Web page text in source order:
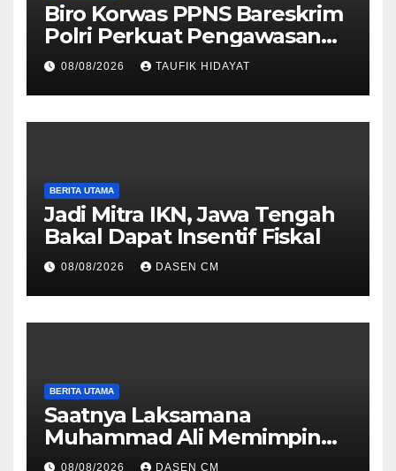
Biro Korwas PPNS Bareskrim
Polri Perkuat Pengawasan
untuk Dorong Penegakan
Hukum yang Profesional
08/08/2026 TAUFIK HIDAYAT
BERITA UTAMA
Jadi Mitra IKN, Jawa Tengah
Bakal Dapat Insentif Fiskal
08/08/2026 DASEN CM
BERITA UTAMA
Saatnya Laksamana
Muhammad Ali Memimpin
TNI: Menjaga Keseimbangan
08/08/2026 DASEN CM